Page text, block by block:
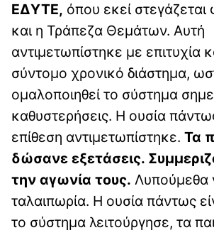
ΕΔΥΤΕ, όπου εκεί στεγάζεται
και η Τράπεζα Θεμάτων. Αυτή
αντιμετωπίστηκε με επιτυχία
σύντομο χρονικό διάστημα,
ομαλοποιηθεί το σύστημα
καθυστερήσεις. Η ουσία
επίθεση αντιμετωπίστηκε. Τα
δώσανε εξετάσεις.
την αγωνία τους. Λυπούμεθα
ταλαιπωρία. Η ουσία πάντως
το σύστημα λειτούργησε, τα